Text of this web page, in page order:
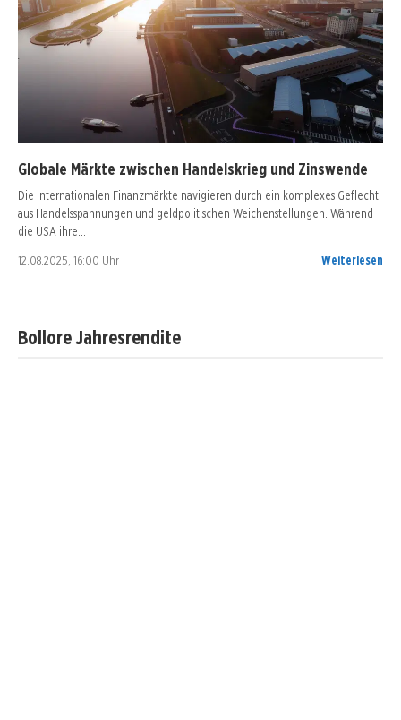
Globale Märkte zwischen Handelskrieg und Zinswende
Die internationalen Finanzmärkte navigieren durch ein komplexes Geflecht
aus Handelsspannungen und geldpolitischen Weichenstellungen. Während
die USA ihre…
12.08.2025, 16:00 Uhr Weiterlesen
Bollore Jahresrendite